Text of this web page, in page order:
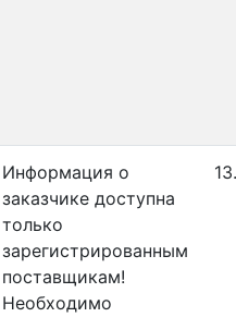
Информация о
заказчике доступна
только
зарегистрированным
поставщикам!
Необходимо